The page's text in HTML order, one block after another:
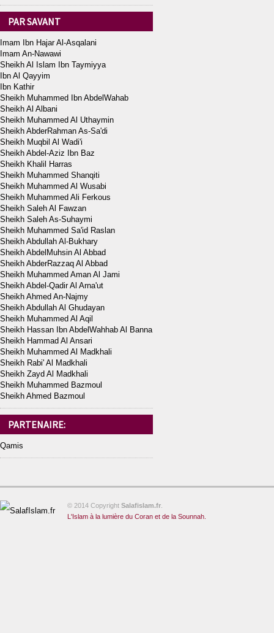
PAR SAVANT
Imam Ibn Hajar Al-Asqalani
Imam An-Nawawi
Sheikh Al Islam Ibn Taymiyya
Ibn Al Qayyim
Ibn Kathir
Sheikh Muhammed Ibn AbdelWahab
Sheikh Al Albani
Sheikh Muhammed Al Uthaymin
Sheikh AbderRahman As-Sa'di
Sheikh Muqbil Al Wadi'i
Sheikh Abdel-Aziz Ibn Baz
Sheikh Khalil Harras
Sheikh Muhammed Shanqiti
Sheikh Muhammed Al Wusabi
Sheikh Muhammed Ali Ferkous
Sheikh Saleh Al Fawzan
Sheikh Saleh As-Suhaymi
Sheikh Muhammed Sa'id Raslan
Sheikh Abdullah Al-Bukhary
Sheikh AbdelMuhsin Al Abbad
Sheikh AbderRazzaq Al Abbad
Sheikh Muhammed Aman Al Jami
Sheikh Abdel-Qadir Al Arna'ut
Sheikh Ahmed An-Najmy
Sheikh Abdullah Al Ghudayan
Sheikh Muhammed Al Aqil
Sheikh Hassan Ibn AbdelWahhab Al Banna
Sheikh Hammad Al Ansari
Sheikh Muhammed Al Madkhali
Sheikh Rabi' Al Madkhali
Sheikh Zayd Al Madkhali
Sheikh Muhammed Bazmoul
Sheikh Ahmed Bazmoul
PARTENAIRE:
Qamis
© 2014 Copyright Salafislam.fr
L'Islam à la lumière du Coran et de la Sounnah.